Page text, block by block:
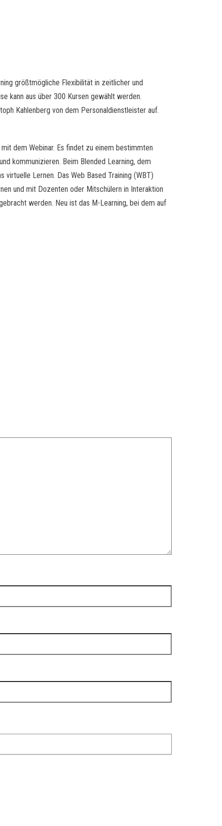
größtmögliche Flexibilität in zeitlicher und
kann aus über 300 Kursen gewählt werden.
Kahlenberg von dem Personaldienstleister auf.
dem Webinar. Es findet zu einem bestimmten
kommunizieren. Beim Blended Learning, dem
Lernen. Das Web Based Training (WBT)
und mit Dozenten oder Mitschülern in Interaktion
werden. Neu ist das M-Learning, bei dem auf